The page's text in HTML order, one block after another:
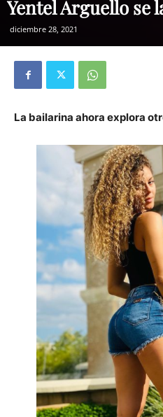
Yentel Arguello se
diciembre 28, 2021
La bailarina ahora explora